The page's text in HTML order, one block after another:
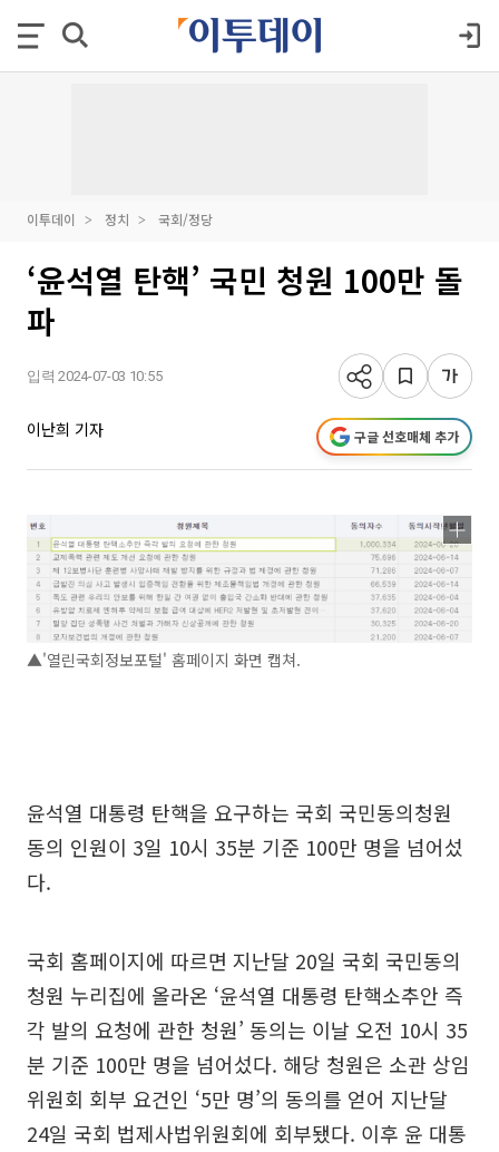
이투데이 정치 국회/정당
‘윤석열 탄핵’ 국민 청원 100만 돌
파
입력 2024-07-03 10:55
이난희 기자 구글 선호매체 추가
▲'열린국회정보포털' 홈페이지 화면 캡쳐.
윤석열 대통령 탄핵을 요구하는 국회 국민동의청원
동의 인원이 3일 10시 35분 기준 100만 명을 넘어섰
다.
국회 홈페이지에 따르면 지난달 20일 국회 국민동의
청원 누리집에 올라온 ‘윤석열 대통령 탄핵소추안 즉
각 발의 요청에 관한 청원’ 동의는 이날 오전 10시 35
분 기준 100만 명을 넘어섰다. 해당 청원은 소관 상임
위원회 회부 요건인 ‘5만 명’의 동의를 얻어 지난달
24일 국회 법제사법위원회에 회부됐다. 이후 윤 대통